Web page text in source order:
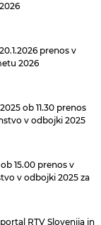
prenos v
2026
ob 11.30 prenos
v odbojki 2025
15.00 prenos v
v odbojki 2025 za
RTV Slovenija in